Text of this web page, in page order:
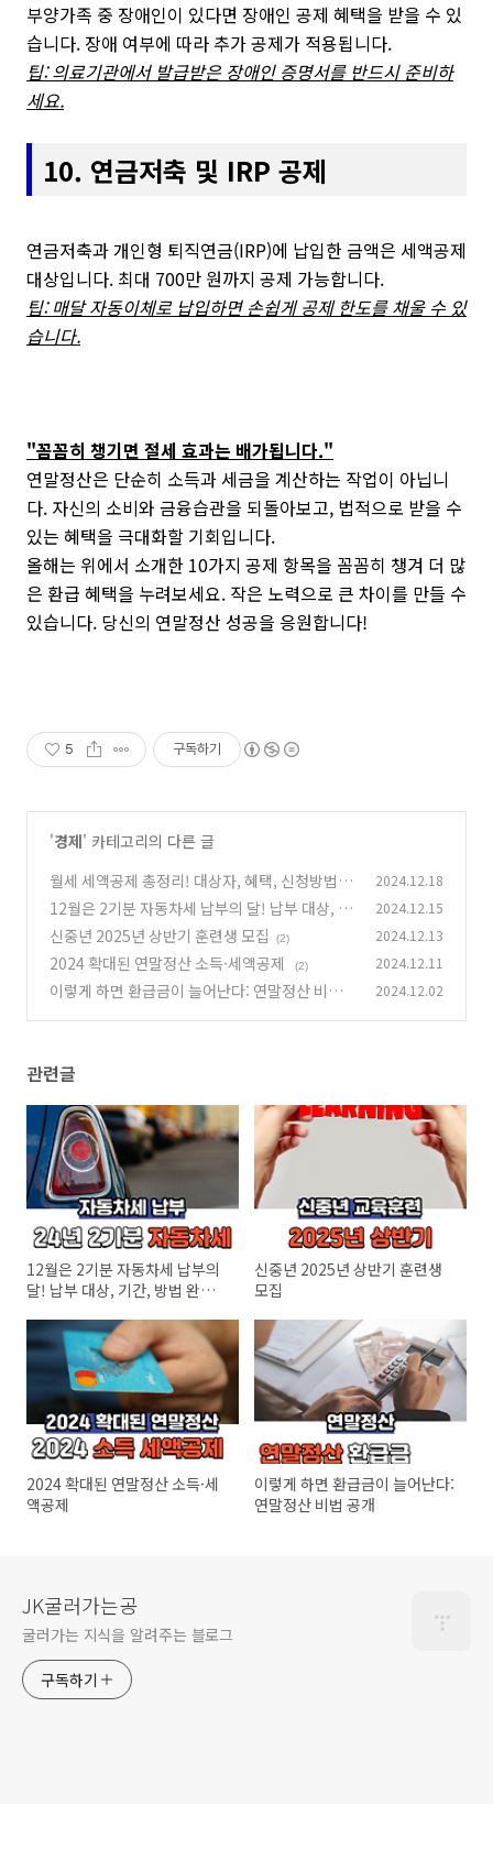
부양가족 중 장애인이 있다면 장애인 공제 혜택을 받을 수 있
습니다. 장애 여부에 따라 추가 공제가 적용됩니다.
팁: 의료기관에서 발급받은 장애인 증명서를 반드시 준비하
세요.
10. 연금저축 및 IRP 공제
연금저축과 개인형 퇴직연금(IRP)에 납입한 금액은 세액공제
대상입니다. 최대 700만 원까지 공제 가능합니다.
팁: 매달 자동이체로 납입하면 손쉽게 공제 한도를 채울 수 있
습니다.
"꼼꼼히 챙기면 절세 효과는 배가됩니다."
연말정산은 단순히 소득과 세금을 계산하는 작업이 아닙니
다. 자신의 소비와 금융습관을 되돌아보고, 법적으로 받을 수
있는 혜택을 극대화할 기회입니다.
올해는 위에서 소개한 10가지 공제 항목을 꼼꼼히 챙겨 더 많
은 환급 혜택을 누려보세요. 작은 노력으로 큰 차이를 만들 수
있습니다. 당신의 연말정산 성공을 응원합니다!
5 구독하기
'경제' 카테고리의 다른 글
월세 세액공제 총정리! 대상자, 혜택, 신청방법까
지 한눈에 확인
(1)
2024.12.18
12월은 2기분 자동차세 납부의 달! 납부 대상, 기
간, 방법 완벽 정리
(2)
2024.12.15
신중년 2025년 상반기 훈련생 모집 (2) 2024.12.13
2024 확대된 연말정산 소득·세액공제 (2) 2024.12.11
이렇게 하면 환급금이 늘어난다: 연말정산 비법
2024.12.02
관련글
12월은 2기분 자동차세 납부의
달! 납부 대상, 기간, 방법 완벽
신중년 2025년 상반기 훈련생
모집
2024 확대된 연말정산 소득·세
액공제
이렇게 하면 환급금이 늘어난다:
연말정산 비법 공개
JK굴러가는공
굴러가는 지식을 알려주는 블로그
구독하기